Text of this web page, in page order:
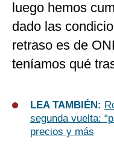
luego hemos
dado las
retraso es de
teníamos qué
LEA TAMBIÉN:
segunda vuelta:
precios y más